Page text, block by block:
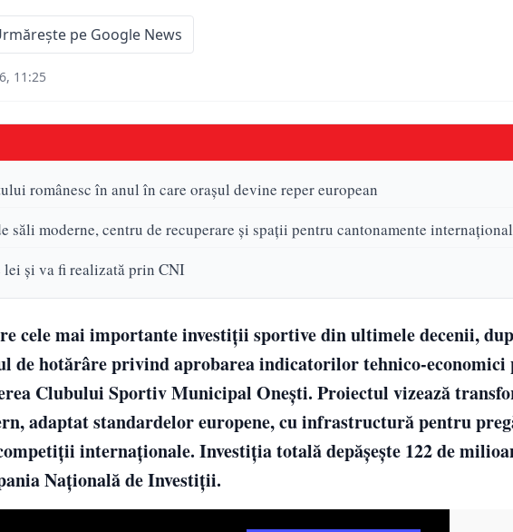
pe Google News
11:25
românesc în anul în care orașul devine reper european
moderne, centru de recuperare și spații pentru cantonamente
lei și va fi realizată prin CNI
cele mai importante investiții sportive din ultimele decenii,
de hotărâre privind aprobarea indicatorilor tehnico-economici
Clubului Sportiv Municipal Onești. Proiectul vizează
adaptat standardelor europene, cu infrastructură pentru
internaționale. Investiția totală depășește 122 de
Națională de Investiții.